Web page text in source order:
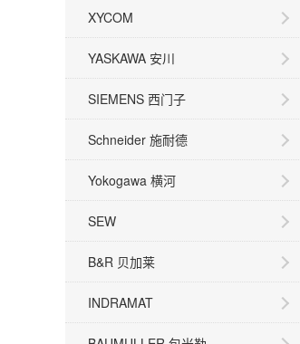
XYCOM
YASKAWA 安川
SIEMENS 西门子
Schneider 施耐德
Yokogawa 横河
SEW
B&R 贝加莱
INDRAMAT